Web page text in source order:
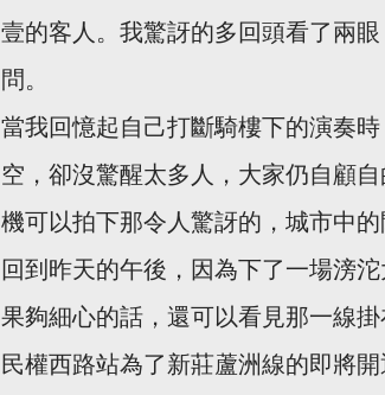
壹的客人。我驚訝的多回頭看了兩
問。
當我回憶起自己打斷騎樓下的演奏
空，卻沒驚醒太多人，大家仍自顧
機可以拍下那令人驚訝的，城市中的
回到昨天的午後，因為下了一場滂
果夠細心的話，還可以看見那一線掛
民權西路站為了新莊蘆洲線的即將